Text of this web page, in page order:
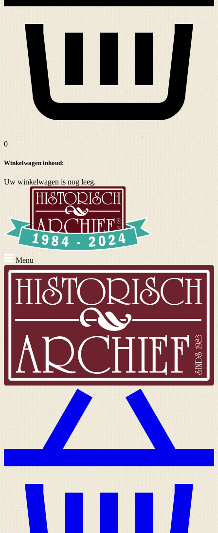
0
Winkelwagen inhoud:
Uw winkelwagen is nog leeg.
Menu